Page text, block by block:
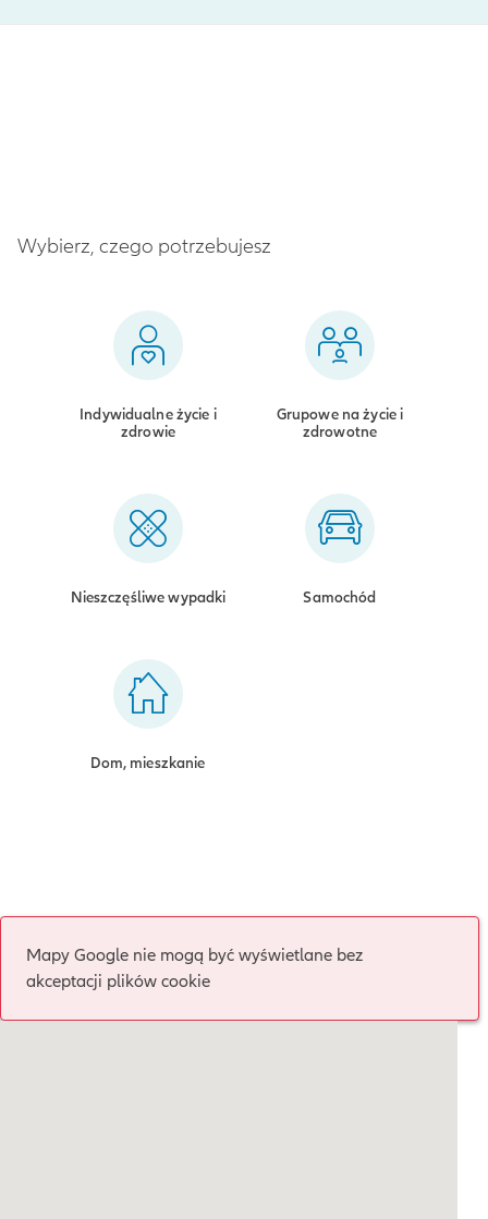
Wybierz, czego potrzebujesz
Indywidualne życie i
zdrowie
Grupowe na życie i
zdrowotne
Nieszczęśliwe wypadki Samochód
Dom, mieszkanie
Mapy Google nie mogą być wyświetlane bez
akceptacji plików cookie